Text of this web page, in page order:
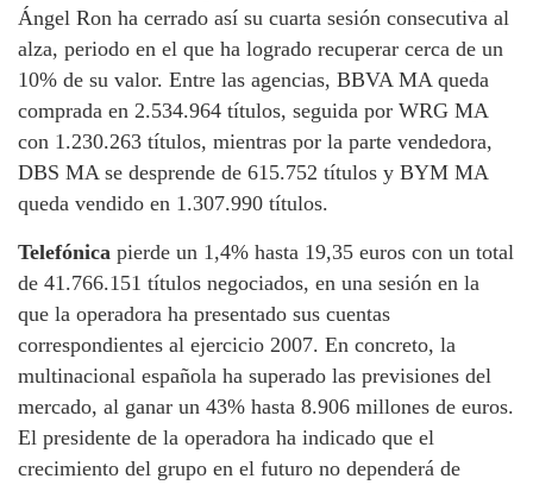
Ángel Ron ha cerrado así su cuarta sesión consecutiva al
alza, periodo en el que ha logrado recuperar cerca de un
10% de su valor. Entre las agencias, BBVA MA queda
comprada en 2.534.964 títulos, seguida por WRG MA
con 1.230.263 títulos, mientras por la parte vendedora,
DBS MA se desprende de 615.752 títulos y BYM MA
queda vendido en 1.307.990 títulos.
Telefónica pierde un 1,4% hasta 19,35 euros con un total
de 41.766.151 títulos negociados, en una sesión en la
que la operadora ha presentado sus cuentas
correspondientes al ejercicio 2007. En concreto, la
multinacional española ha superado las previsiones del
mercado, al ganar un 43% hasta 8.906 millones de euros.
El presidente de la operadora ha indicado que el
crecimiento del grupo en el futuro no dependerá de